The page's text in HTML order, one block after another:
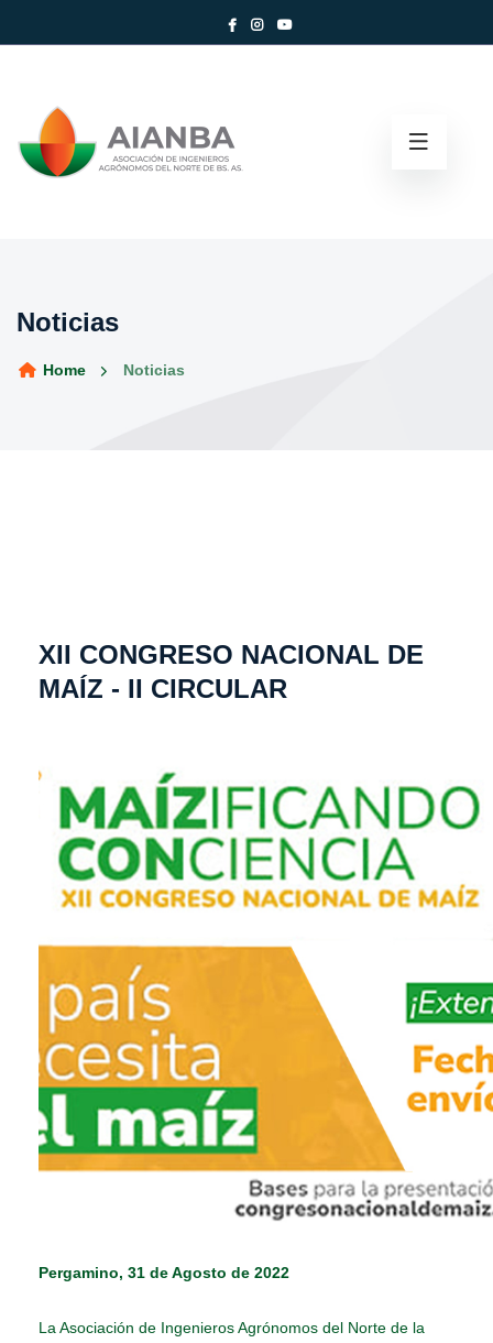
Noticias
Home Noticias
XII CONGRESO NACIONAL DE
MAÍZ - II CIRCULAR
Pergamino, 31 de Agosto de 2022
La Asociación de Ingenieros Agrónomos del Norte de la